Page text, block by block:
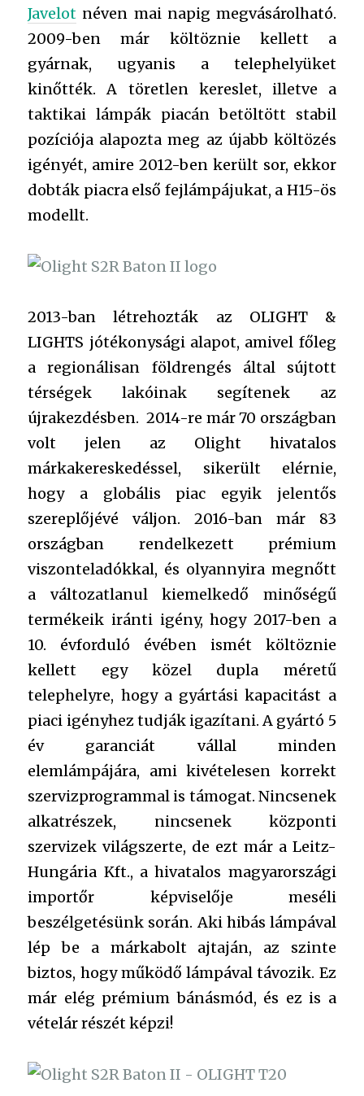
Javelot néven mai napig megvásárolható.
2009-ben már költöznie kellett a
gyárnak, ugyanis a telephelyüket
kinőtték.A töretlen kereslet, illetve a
taktikai lámpák piacán betöltött stabil
pozíciója alapozta meg az újabb költözés
igényét, amire 2012-ben került sor, ekkor
dobták piacra első fejlámpájukat, a H15-ös
modellt.
2013-ban létrehozták az OLIGHT &
LIGHTS jótékonysági alapot, amivel főleg
a regionálisan földrengés által sújtott
térségek lakóinak segítenek az
újrakezdésben. 2014-re már 70 országban
volt jelen az Olight hivatalos
márkakereskedéssel, sikerült elérnie,
hogy a globális piac egyik jelentős
szereplőjévé váljon. 2016-ban már 83
országban rendelkezett prémium
viszonteladókkal, és olyannyira megnőtt
a változatlanul kiemelkedő minőségű
termékeik iránti igény, hogy 2017-ben a
10. évforduló évében ismét költöznie
kellett egy közel dupla méretű
telephelyre, hogy a gyártási kapacitást a
piaci igényhez tudják igazítani. A gyártó 5
év garanciát vállal minden
elemlámpájára, ami kivételesen korrekt
szervizprogrammal is támogat. Nincsenek
alkatrészek, nincsenek központi
szervizek világszerte, de ezt már a Leitz-
Hungária Kft., a hivatalos magyarországi
importőr képviselője meséli
beszélgetésünk során. Aki hibás lámpával
lép be a márkabolt ajtaján, az szinte
biztos, hogy működő lámpával távozik. Ez
már elég prémium bánásmód, és ez is a
vételár részét képzi!